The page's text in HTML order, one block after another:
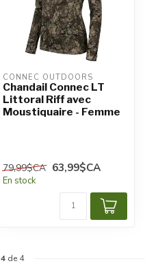
CONNEC OUTDOORS
Chandail Connec LT
Littoral Riff avec
Moustiquaire - Femme
79,99$CA 63,99$CA
En stock
4 de 4